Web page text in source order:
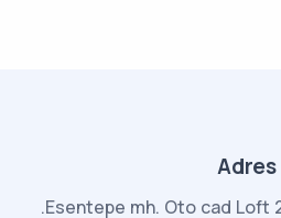
Adres
.Esentepe mh. Oto cad Loft